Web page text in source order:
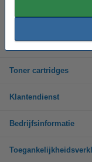
Op
Inktpatronen
Toner cartridges
Klantendienst
Bedrijfsinformatie